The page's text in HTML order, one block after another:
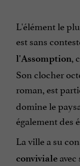
L'élément le
est sans
l'Assomption,
Son clocher
roman, est
domine le
également des
La ville a su
conviviale